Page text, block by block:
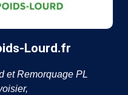
Lourd.fr
et Remorquage PL